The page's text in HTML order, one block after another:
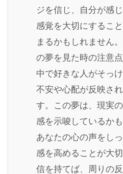
ジを信じ、自分が感
感覚を大切にするこ
まるかもしれません
の夢を見た時の注意
中で好きな人がそっ
不安や心配が反映さ
す。この夢は、現実
感を示唆しているか
あなたの心の声をし
感を高めることが大
信を持てば、周りの